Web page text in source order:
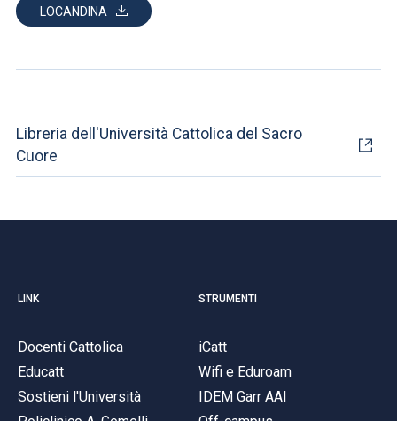
LOCANDINA
Libreria dell'Università Cattolica del Sacro
Cuore
LINK
Docenti Cattolica
Educatt
Sostieni l'Università
STRUMENTI
iCatt
Wifi e Eduroam
IDEM Garr AAI